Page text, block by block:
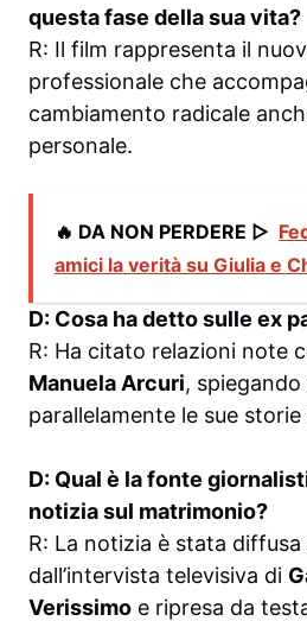
questa fase della sua vita?
R: Il film rappresenta il
professionale che
cambiamento radicale
personale.
🔥 DA NON PERDERE ▷
amici la verità su Giulia e
D: Cosa ha detto sulle ex
R: Ha citato relazioni note
Manuela Arcuri,
parallelamente le sue
D: Qual è la fonte
notizia sul matrimonio?
R: La notizia è stata
dall’intervista televisiva di
Verissimo e ripresa da